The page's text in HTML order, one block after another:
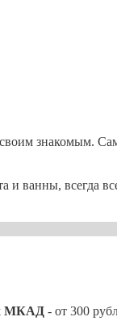
знакомым.
и ванны, всегда
МКАД - от 300